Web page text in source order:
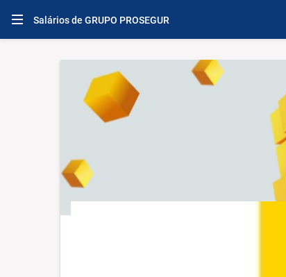
Salários de GRUPO PROSEGUR